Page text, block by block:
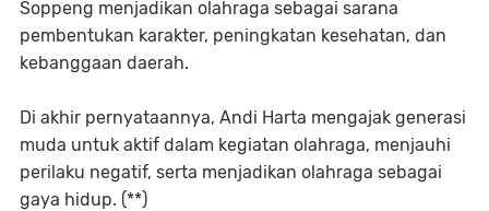
Soppeng menjadikan olahraga sebagai sarana
pembentukan karakter, peningkatan kesehatan, dan
kebanggaan daerah.
Di akhir pernyataannya, Andi Harta mengajak generasi
muda untuk aktif dalam kegiatan olahraga, menjauhi
perilaku negatif, serta menjadikan olahraga sebagai
gaya hidup. (**)